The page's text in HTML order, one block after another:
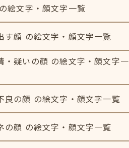
絵文字・顔文字一覧
す顔 の絵文字・顔文字一覧
・疑いの顔 の絵文字・顔文字一
良の顔 の絵文字・顔文字一覧
の顔 の絵文字・顔文字一覧